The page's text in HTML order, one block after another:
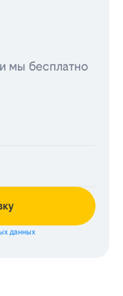
мы бесплатно
данных